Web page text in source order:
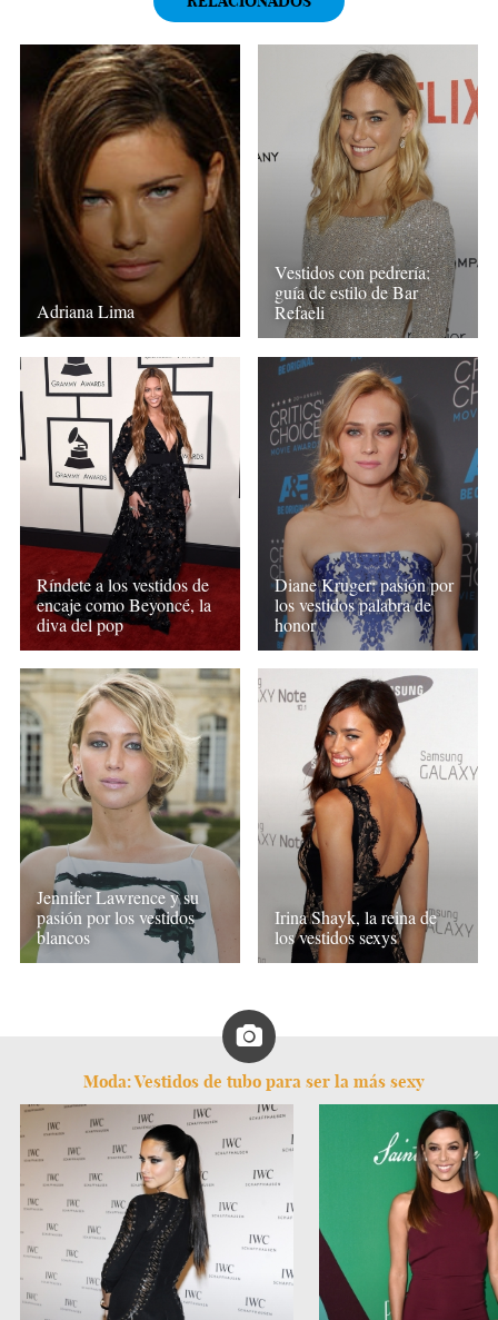
Adriana Lima
Vestidos con pedrería:
guía de estilo de Bar
Refaeli
Ríndete a los vestidos de
encaje como Beyoncé, la
diva del pop
Diane Kruger: pasión por
los vestidos palabra de
honor
Jennifer Lawrence y su
pasión por los vestidos
blancos
Irina Shayk, la reina de
los vestidos sexys
Moda: Vestidos de tubo para ser la más sexy